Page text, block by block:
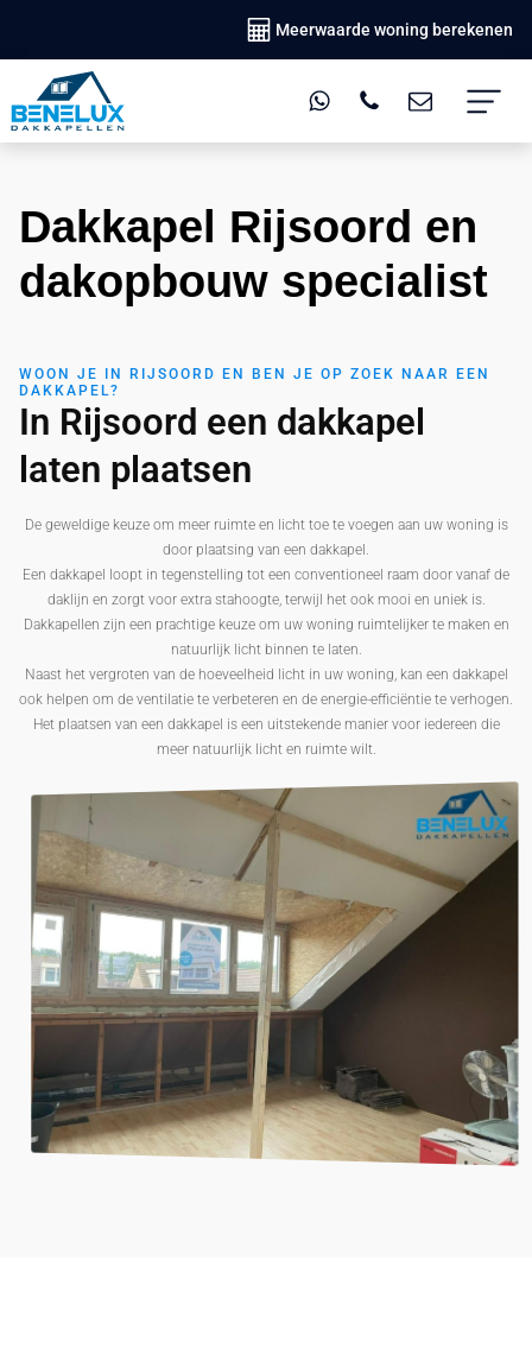
Meerwaarde woning berekenen
Dakkapel Rijsoord en
dakopbouw specialist
WOON JE IN RIJSOORD EN BEN JE OP ZOEK NAAR EEN
DAKKAPEL?
In Rijsoord een dakkapel
laten plaatsen
De geweldige keuze om meer ruimte en licht toe te voegen aan uw woning is
door plaatsing van een dakkapel.
Een dakkapel loopt in tegenstelling tot een conventioneel raam door vanaf de
daklijn en zorgt voor extra stahoogte, terwijl het ook mooi en uniek is.
Dakkapellen zijn een prachtige keuze om uw woning ruimtelijker te maken en
natuurlijk licht binnen te laten.
Naast het vergroten van de hoeveelheid licht in uw woning, kan een dakkapel
ook helpen om de ventilatie te verbeteren en de energie-efficiëntie te verhogen.
Het plaatsen van een dakkapel is een uitstekende manier voor iedereen die
meer natuurlijk licht en ruimte wilt.